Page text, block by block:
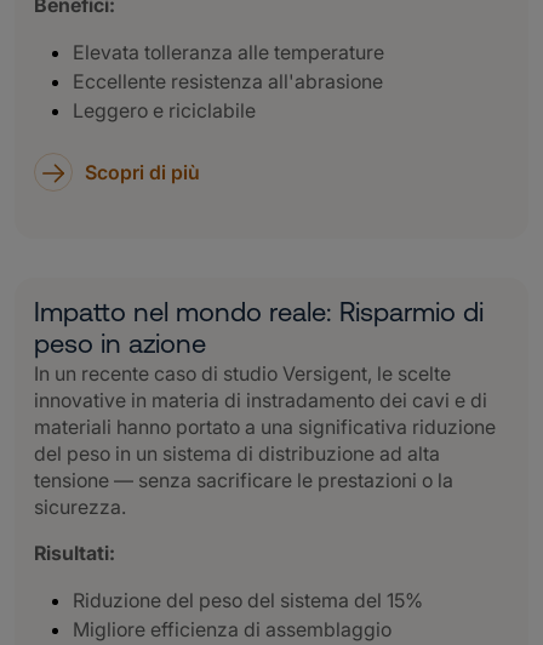
Benefici:
Elevata tolleranza alle temperature
Eccellente resistenza all'abrasione
Leggero e riciclabile
Scopri di più
Impatto nel mondo reale: Risparmio di
peso in azione
In un recente caso di studio Versigent, le scelte
innovative in materia di instradamento dei cavi e di
materiali hanno portato a una significativa riduzione
del peso in un sistema di distribuzione ad alta
tensione — senza sacrificare le prestazioni o la
sicurezza.
Risultati:
Riduzione del peso del sistema del 15%
Migliore efficienza di assemblaggio